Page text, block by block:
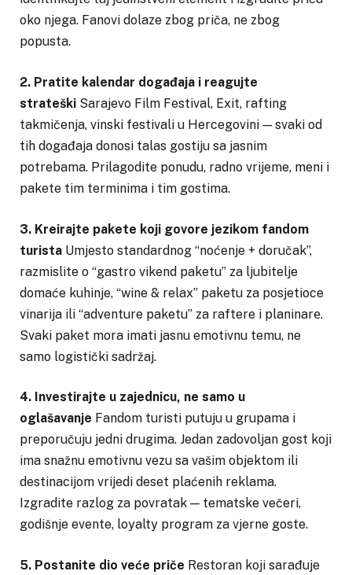
oko njega. Fanovi dolaze zbog priča, ne zbog
popusta.
2. Pratite kalendar događaja i reagujte
strateški Sarajevo Film Festival, Exit, rafting
takmičenja, vinski festivali u Hercegovini — svaki od
tih događaja donosi talas gostiju sa jasnim
potrebama. Prilagodite ponudu, radno vrijeme, meni i
pakete tim terminima i tim gostima.
3. Kreirajte pakete koji govore jezikom fandom
turista Umjesto standardnog “noćenje + doručak”,
razmislite o “gastro vikend paketu” za ljubitelje
domaće kuhinje, “wine & relax” paketu za posjetioce
vinarija ili “adventure paketu” za raftere i planinarе.
Svaki paket mora imati jasnu emotivnu temu, ne
samo logistički sadržaj.
4. Investirajte u zajednicu, ne samo u
oglašavanje Fandom turisti putuju u grupama i
preporučuju jedni drugima. Jedan zadovoljan gost koji
ima snažnu emotivnu vezu sa vašim objektom ili
destinacijom vrijedi deset plaćenih reklama.
Izgradite razlog za povratak — tematske večeri,
godišnje evente, loyalty program za vjerne goste.
5. Postanite dio veće priče Restoran koji sarađuje